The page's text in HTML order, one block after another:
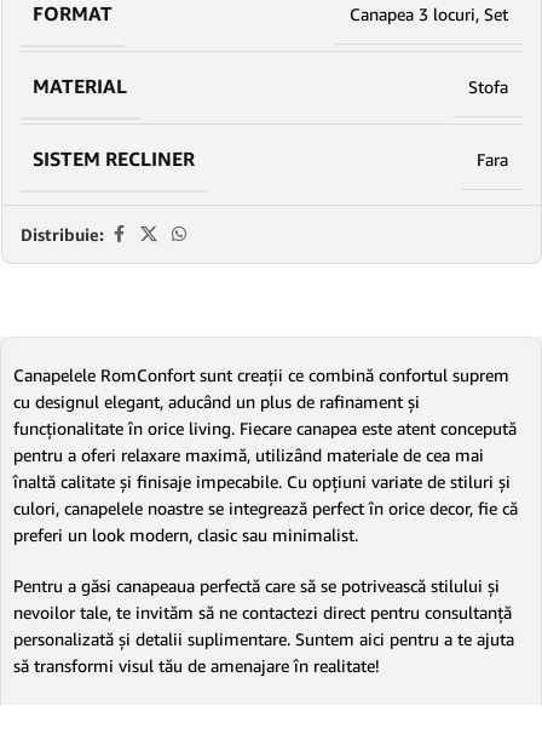
FORMAT Canapea 3 locuri, Set
MATERIAL Stofa
SISTEM RECLINER Fara
Distribuie:
Canapelele RomConfort sunt creații ce combină confortul suprem
cu designul elegant, aducând un plus de rafinament și
funcționalitate în orice living. Fiecare canapea este atent concepută
pentru a oferi relaxare maximă, utilizând materiale de cea mai
înaltă calitate și finisaje impecabile. Cu opțiuni variate de stiluri și
culori, canapelele noastre se integrează perfect în orice decor, fie că
preferi un look modern, clasic sau minimalist.
Pentru a găsi canapeaua perfectă care să se potrivească stilului și
nevoilor tale, te invităm să ne contactezi direct pentru consultanță
personalizată și detalii suplimentare. Suntem aici pentru a te ajuta
să transformi visul tău de amenajare în realitate!